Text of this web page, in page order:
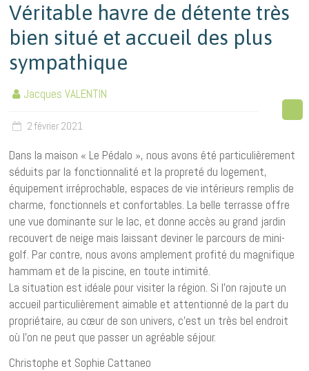
Véritable havre de détente très
bien situé et accueil des plus
sympathique
Jacques VALENTIN
2 février 2021
Dans la maison « Le Pédalo », nous avons été particulièrement
séduits par la fonctionnalité et la propreté du logement,
équipement irréprochable, espaces de vie intérieurs remplis de
charme, fonctionnels et confortables. La belle terrasse offre
une vue dominante sur le lac, et donne accès au grand jardin
recouvert de neige mais laissant deviner le parcours de mini-
golf. Par contre, nous avons amplement profité du magnifique
hammam et de la piscine, en toute intimité.
La situation est idéale pour visiter la région. Si l’on rajoute un
accueil particulièrement aimable et attentionné de la part du
propriétaire, au cœur de son univers, c’est un très bel endroit
où l’on ne peut que passer un agréable séjour.
Christophe et Sophie Cattaneo